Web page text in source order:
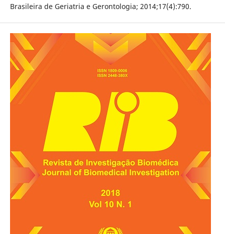
Brasileira de Geriatria e Gerontologia; 2014;17(4):790.